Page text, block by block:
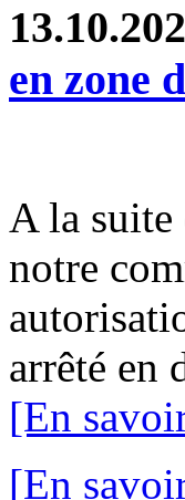
en zone
A la suite
notre
arrêté en
[En
[En